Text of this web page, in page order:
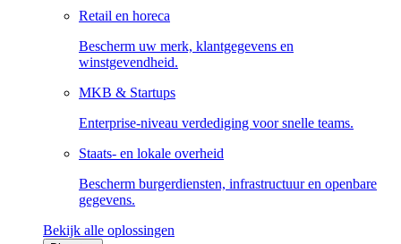
Retail en horeca
Bescherm uw merk, klantgegevens en
winstgevendheid.
MKB & Startups
Enterprise-niveau verdediging voor snelle teams.
Staats- en lokale overheid
Bescherm burgerdiensten, infrastructuur en openbare
gegevens.
Bekijk alle oplossingen